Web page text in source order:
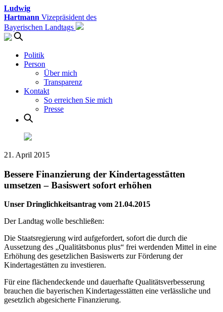
Ludwig
Hartmann Vizepräsident des
Bayerischen Landtags
Politik
Person
Über mich
Transparenz
Kontakt
So erreichen Sie mich
Presse
21. April 2015
Bessere Finanzierung der Kindertagesstätten
umsetzen – Basiswert sofort erhöhen
Unser Dringlichkeitsantrag vom 21.04.2015
Der Landtag wolle beschließen:
Die Staatsregierung wird aufgefordert, sofort die durch die
Aussetzung des „Qualitätsbonus plus“ frei werdenden Mittel in eine
Erhöhung des gesetzlichen Basiswerts zur Förderung der
Kindertagestätten zu investieren.
Für eine flächendeckende und dauerhafte Qualitätsverbesserung
brauchen die bayerischen Kindertagesstätten eine verlässliche und
gesetzlich abgesicherte Finanzierung.